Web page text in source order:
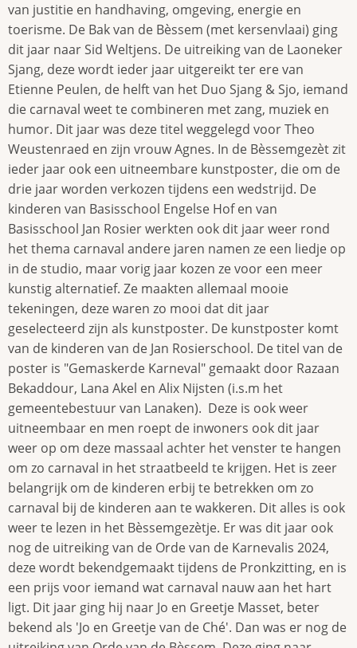
van justitie en handhaving, omgeving, energie en
toerisme. De Bak van de Bèssem (met kersenvlaai) ging
dit jaar naar Sid Weltjens. De uitreiking van de Laoneker
Sjang, deze wordt ieder jaar uitgereikt ter ere van
Etienne Peulen, de helft van het Duo Sjang & Sjo, iemand
die carnaval weet te combineren met zang, muziek en
humor. Dit jaar was deze titel weggelegd voor Theo
Weustenraed en zijn vrouw Agnes. In de Bèssemgezèt zit
ieder jaar ook een uitneembare kunstposter, die om de
drie jaar worden verkozen tijdens een wedstrijd. De
kinderen van Basisschool Engelse Hof en van
Basisschool Jan Rosier werkten ook dit jaar weer rond
het thema carnaval andere jaren namen ze een liedje op
in de studio, maar vorig jaar kozen ze voor een meer
kunstig alternatief. Ze maakten allemaal mooie
tekeningen, deze waren zo mooi dat dit jaar
geselecteerd zijn als kunstposter. De kunstposter komt
van de kinderen van de Jan Rosierschool. De titel van de
poster is "Gemaskerde Karneval" gemaakt door Razaan
Bekaddour, Lana Akel en Alix Nijsten (i.s.m het
gemeentebestuur van Lanaken). Deze is ook weer
uitneembaar en men roept de inwoners ook dit jaar
weer op om deze massaal achter het venster te hangen
om zo carnaval in het straatbeeld te krijgen. Het is zeer
belangrijk om de kinderen erbij te betrekken om zo
carnaval bij de kinderen aan te wakkeren. Dit alles is ook
weer te lezen in het Bèssemgezètje. Er was dit jaar ook
nog de uitreiking van de Orde van de Karnevalis 2024,
deze wordt bekendgemaakt tijdens de Pronkzitting, en is
een prijs voor iemand wat carnaval nauw aan het hart
ligt. Dit jaar ging hij naar Jo en Greetje Masset, beter
bekend als 'Jo en Greetje van de Ché'. Dan was er nog de